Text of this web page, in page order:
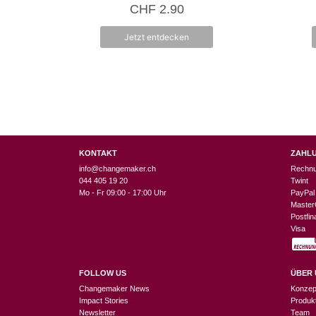
0
v
5
CHF2.90
Jetzt entdecken
KONTAKT
info@changemaker.ch
044 405 19 20
Mo - Fr 09:00 - 17:00 Uhr
FOLLOW US
Changemaker News
Impact Stories
Newsletter
Twint
PayPal
Visa
ÜBER
Team